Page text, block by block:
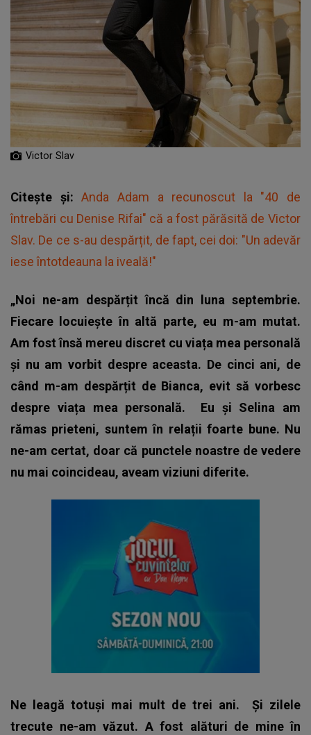
Victor Slav
Citește și:Anda Adam a recunoscut la "40 de
întrebări cu Denise Rifai" că a fost părăsită de Victor
Slav. De ce s-au despărțit, de fapt, cei doi: "Un adevăr
iese întotdeauna la iveală!"
„Noi ne-am despărțit încă din luna septembrie.
Fiecare locuiește în altă parte, eu m-am mutat.
Am fost însă mereu discret cu viața mea personală
și nu am vorbit despre aceasta. De cinci ani, de
când m-am despărțit de Bianca, evit să vorbesc
despre viața mea personală. Eu și Selina am
rămas prieteni, suntem în relații foarte bune. Nu
ne-am certat, doar că punctele noastre de vedere
nu mai coincideau, aveam viziuni diferite.
Ne leagă totuși mai mult de trei ani. Și zilele
trecute ne-am văzut. A fost alături de mine în